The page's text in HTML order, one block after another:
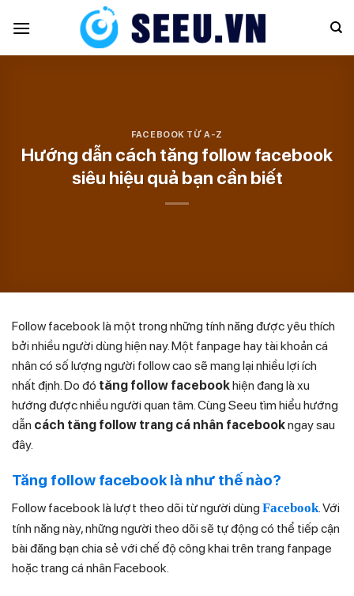
FACEBOOK TỪ A-Z
Hướng dẫn cách tăng follow facebook
siêu hiệu quả bạn cần biết
Follow facebook là một trong những tính năng được yêu thích
bởi nhiều người dùng hiện nay. Một fanpage hay tài khoản cá
nhân có số lượng người follow cao sẽ mang lại nhiều lợi ích
nhất định. Do đó tăng follow facebookhiện đang là xu
hướng được nhiều người quan tâm. Cùng Seeu tìm hiểu hướng
dẫn cách tăng follow trang cá nhân facebookngay sau
đây.
Tăng follow facebook là như thế nào?
Follow facebook là lượt theo dõi từ người dùng Facebook. Với
tính năng này, những người theo dõi sẽ tự động có thể tiếp cận
bài đăng bạn chia sẻ với chế độ công khai trên trang fanpage
hoặc trang cá nhân Facebook.